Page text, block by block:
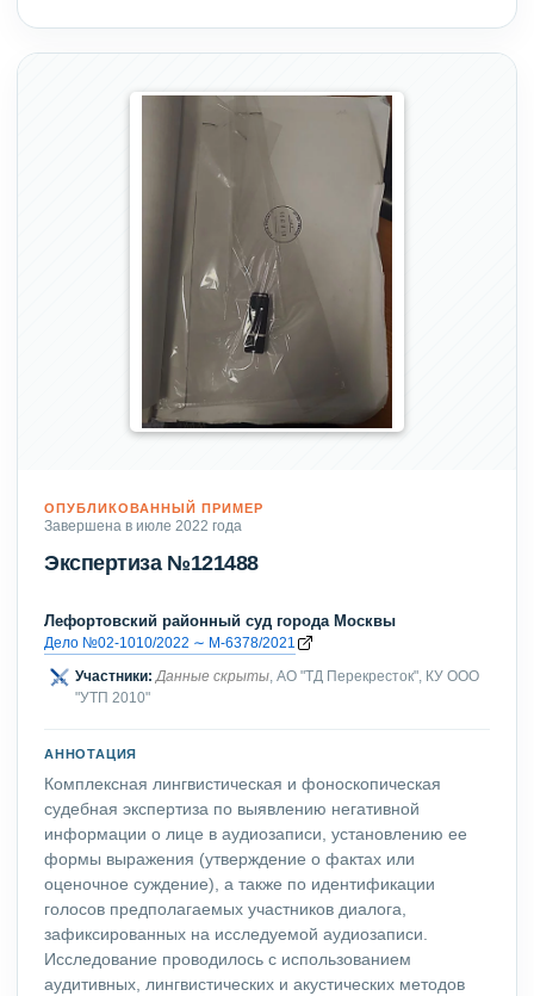
ОПУБЛИКОВАННЫЙ ПРИМЕР
Завершена в июле 2022 года
Экспертиза №121488
Лефортовский районный суд города Москвы
Дело №02-1010/2022 ∼ М-6378/2021
Участники: Данные скрыты , АО "ТД Перекресток", КУ ООО
"УТП 2010"
АННОТАЦИЯ
Комплексная лингвистическая и фоноскопическая
судебная экспертиза по выявлению негативной
информации о лице в аудиозаписи, установлению ее
формы выражения (утверждение о фактах или
оценочное суждение), а также по идентификации
голосов предполагаемых участников диалога,
зафиксированных на исследуемой аудиозаписи.
Исследование проводилось с использованием
аудитивных, лингвистических и акустических методов